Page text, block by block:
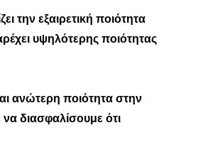
την εξαιρετική ποιότητα
υψηλότερης ποιότητας
ανώτερη ποιότητα στην
διασφαλίσουμε ότι